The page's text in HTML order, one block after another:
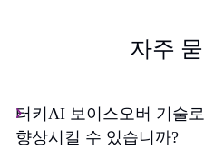
자주
터키AI 보이스오버 기술
향상시킬 수 있습니까?